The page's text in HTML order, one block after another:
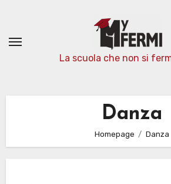
contenuto
La scuola che non si
Danza
Homepage Danza